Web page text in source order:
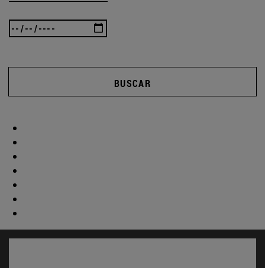
BUSCAR